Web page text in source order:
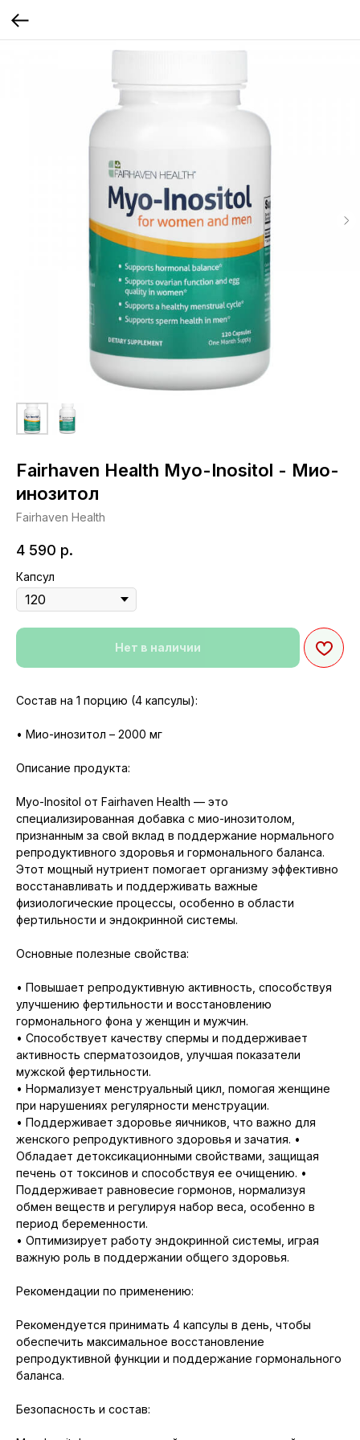
Fairhaven Health Myo-Inositol - Мио-
инозитол
Fairhaven Health
4 590 р.
Капсул
Нет в наличии
Состав на 1 порцию (4 капсулы):
• Мио-инозитол – 2000 мг
Описание продукта:
Myo-Inositol от Fairhaven Health — это
специализированная добавка с мио-инозитолом,
признанным за свой вклад в поддержание нормального
репродуктивного здоровья и гормонального баланса.
Этот мощный нутриент помогает организму эффективно
восстанавливать и поддерживать важные
физиологические процессы, особенно в области
фертильности и эндокринной системы.
Основные полезные свойства:
• Повышает репродуктивную активность, способствуя
улучшению фертильности и восстановлению
гормонального фона у женщин и мужчин.
• Способствует качеству спермы и поддерживает
активность сперматозоидов, улучшая показатели
мужской фертильности.
• Нормализует менструальный цикл, помогая женщине
при нарушениях регулярности менструации.
• Поддерживает здоровье яичников, что важно для
женского репродуктивного здоровья и зачатия. •
Обладает детоксикационными свойствами, защищая
печень от токсинов и способствуя ее очищению. •
Поддерживает равновесие гормонов, нормализуя
обмен веществ и регулируя набор веса, особенно в
период беременности.
• Оптимизирует работу эндокринной системы, играя
важную роль в поддержании общего здоровья.
Рекомендации по применению:
Рекомендуется принимать 4 капсулы в день, чтобы
обеспечить максимальное восстановление
репродуктивной функции и поддержание гормонального
баланса.
Безопасность и состав: